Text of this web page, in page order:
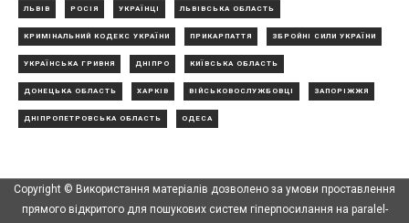
ЛЬВІВ РОСІЯ УКРАЇНЦІ ЛЬВІВСЬКА ОБЛАСТЬ
КРИМІНАЛЬНИЙ КОДЕКС УКРАЇНИ ПРИКАРПАТТЯ ЗБРОЙНІ СИЛИ УКРАЇНИ
УКРАЇНСЬКА ГРИВНЯ ДНІПРО КИЇВСЬКА ОБЛАСТЬ
ДОНЕЦЬКА ОБЛАСТЬ ХАРКІВ ВІЙСЬКОВОСЛУЖБОВЦІ ЗАПОРІЖЖЯ
ДНІПРОПЕТРОВСЬКА ОБЛАСТЬ ОДЕСА
Copyright © Використання матеріалів дозволено за умови проставлення
прямого відкритого для пошукових систем гіперпосилання на paralel-